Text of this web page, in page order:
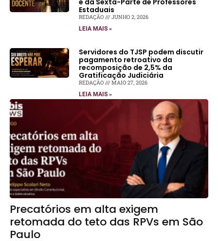
e da Sexta-Parte de Professores
Estaduais
REDAÇÃO JUNHO 2, 2026
LEIA MAIS »
Servidores do TJSP podem discutir
pagamento retroativo da
recomposição de 2,5% da
Gratificação Judiciária
REDAÇÃO MAIO 27, 2026
LEIA MAIS »
Precatórios em alta exigem
retomada do teto das RPVs em São
Paulo